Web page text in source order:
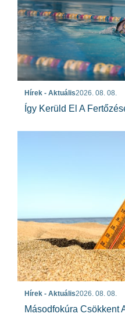
Hírek - Aktuális2026. 08. 08.
Így Kerüld El A
Hírek - Aktuális2026. 08. 08.
Másodfokúra Csökkent